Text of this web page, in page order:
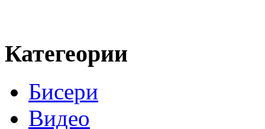
Категеории
Бисери
Видео